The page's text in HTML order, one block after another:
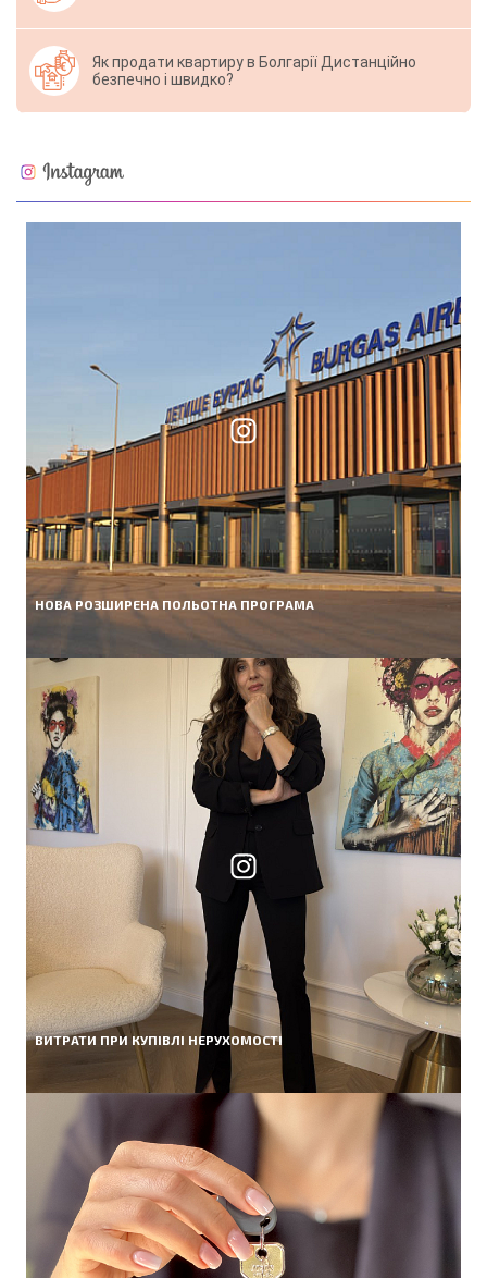
Як продати квартиру в Болгарії Дистанційно
безпечно і швидко?
НОВА РОЗШИРЕНА ПОЛЬОТНА ПРОГРАМА
ВИТРАТИ ПРИ КУПІВЛІ НЕРУХОМОСТІ